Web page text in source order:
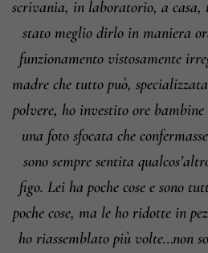
scrivania, in laboratorio, a casa,
stato meglio dirlo in maniera
funzionamento vistosamente
madre che tutto può,
polvere, ho investito ore
una foto sfocata che
sono sempre sentita
figo. Lei ha poche cose e sono
poche cose, ma le ho ridotte in
ho riassemblato più volte…non